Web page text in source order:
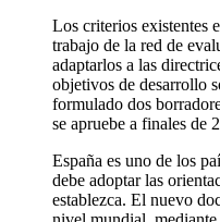
Los criterios existentes
trabajo de la red de
adaptarlos a las
objetivos de desarrollo
formulado dos
se apruebe a finales de
España es uno de los
debe adoptar las
establezca. El nuevo